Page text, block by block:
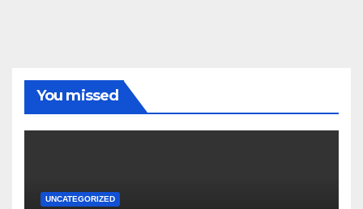
You missed
UNCATEGORIZED